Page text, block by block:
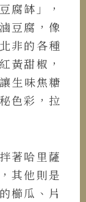
腐缽」，
豆腐，像
非的各種
黃甜椒，
生味焦糖
色彩，拉
著哈里薩
其他則是
櫛瓜、片